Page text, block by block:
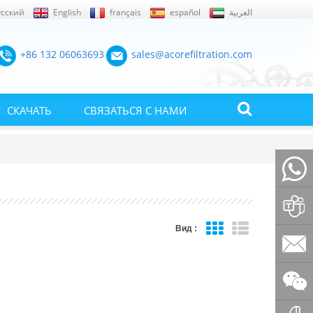
English français español العربية
+86 132 06063693 sales@acorefiltration.com
СКАЧАТЬ СВЯЗАТЬСЯ С НАМИ
Вид :
Rufus
Huang